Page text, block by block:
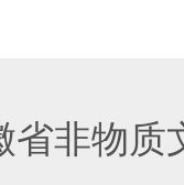
省非物质